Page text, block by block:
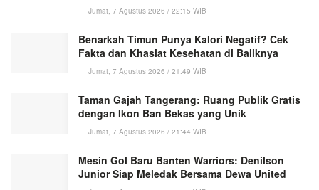
Jumat, 7 Agustus 2026 / 22:15 WIB
Benarkah Timun Punya Kalori Negatif? Cek
Fakta dan Khasiat Kesehatan di Baliknya
Jumat, 7 Agustus 2026 / 21:49 WIB
Taman Gajah Tangerang: Ruang Publik Gratis
dengan Ikon Ban Bekas yang Unik
Jumat, 7 Agustus 2026 / 21:44 WIB
Mesin Gol Baru Banten Warriors: Denilson
Junior Siap Meledak Bersama Dewa United